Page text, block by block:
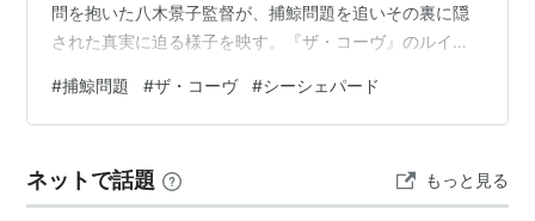
持つ町だった。本作の監督ルイ・シホヨスは、オ
バリーによって太地のイルカ漁のことを知り、そ
の地へやってくる。当初、マスクや帽子で変装す
状況を理解する。オバリーは監督をある入り江に
問を抱いた八木景子監督が、捕鯨問題を追いその裏に隠
された真実に迫る様子を映す。『ザ・コーヴ』のルイ・
の人々に取材を敢行。捕鯨反対派や擁護派ら双方の主張
から浮かび上がる真相に注目」シネマトゥデイ 昨日紹介
張感があり引き込まれます。 いやはや“怒り”のパワーと
は凄まじい・・・。 それでは・・・。 2015年 105分
#捕鯨問題 #ザ・コーヴ #シーシェパード
ネットで話題 もっと見る